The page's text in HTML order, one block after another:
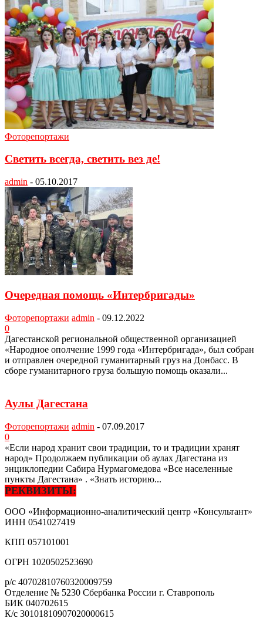
Фоторепортажи
Светить всегда, светить вез де!
admin - 05.10.2017
Очередная помощь «Интербригады»
Фоторепортажи admin - 09.12.2022
0
Дагестанской региональной общественной организацией
«Народное ополчение 1999 года «Интербригада», был собран
и отправлен очередной гуманитарный груз на Донбасс. В
сборе гуманитарного груза большую помощь оказали...
Аулы Дагестана
Фоторепортажи admin - 07.09.2017
0
«Если народ хранит свои традиции, то и традиции хранят
народ» Продолжаем публикации об аулах Дагестана из
энциклопедии Сабира Нурмагомедова «Все населенные
пункты Дагестана» . «Знать историю...
РЕКВИЗИТЫ:
ООО «Информационно-аналитический центр «Консультант»
ИНН 0541027419
КПП 057101001
ОГРН 1020502523690
р/с 40702810760320009759
Отделение № 5230 Сбербанка России г. Ставрополь
БИК 040702615
К/с 30101810907020000615